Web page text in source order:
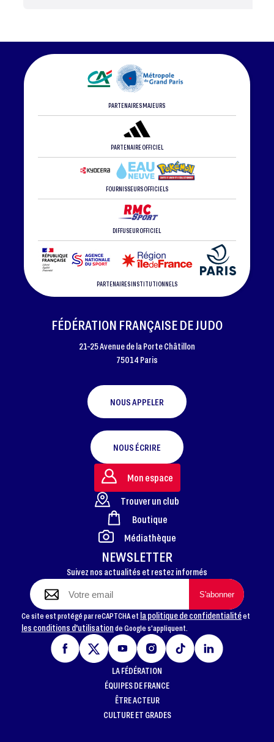
PARTENAIRES MAJEURS
PARTENAIRE OFFICIEL
FOURNISSEURS OFFICIELS
DIFFUSEUR OFFICIEL
PARTENAIRES INSTITUTIONNELS
FOOTER
FÉDÉRATION FRANÇAISE DE JUDO
21-25 Avenue de la Porte Châtillon
75014 Paris
NOUS APPELER
NOUS ÉCRIRE
NEWSLETTER
Suivez nos actualités et restez informés
Ce site est protégé par reCAPTCHA et la politique de confidentialitéet
les conditions d'utilisationde Google s'appliquent.
Mon espace
Trouver un club
Boutique
Médiathèque
LA FÉDÉRATION
ÉQUIPES DE FRANCE
ÊTRE ACTEUR
CULTURE ET GRADES